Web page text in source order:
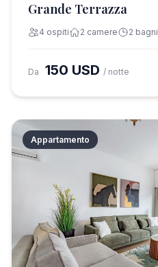
Grande Terrazza
4 ospiti 2 camere 2 bagni
Da 150 USD / notte
Appartamento